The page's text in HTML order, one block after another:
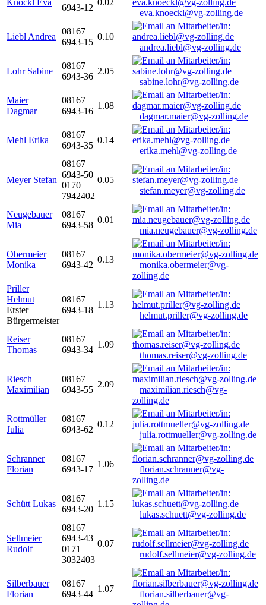
Knöckl Eva
6943-12
0.02
eva.knoeckl@vg-zolling.de
Liebl Andrea
08167
6943-15
0.10
andrea.liebl@vg-zolling.de
Lohr Sabine
08167
6943-36
2.05
sabine.lohr@vg-zolling.de
Maier
Dagmar
08167
6943-16
1.08
dagmar.maier@vg-zolling.de
Mehl Erika
08167
6943-35
0.14
erika.mehl@vg-zolling.de
Meyer Stefan
08167
6943-50
0170
7942402
0.05
stefan.meyer@vg-zolling.de
Neugebauer
Mia
08167
6943-58
0.01
mia.neugebauer@vg-zolling.de
Obermeier
Monika
08167
6943-42
0.13
monika.obermeier@vg-
zolling.de
Priller
Helmut
Erster
Bürgermeister
08167
6943-18
1.13
helmut.priller@vg-zolling.de
Reiser
Thomas
08167
6943-34
1.09
thomas.reiser@vg-zolling.de
Riesch
Maximilian
08167
6943-55
2.09
maximilian.riesch@vg-
zolling.de
Rottmüller
Julia
08167
6943-62
0.12
julia.rottmueller@vg-zolling.de
Schranner
Florian
08167
6943-17
1.06
florian.schranner@vg-
zolling.de
Schütt Lukas
08167
6943-20
1.15
lukas.schuett@vg-zolling.de
Sellmeier
Rudolf
08167
6943-43
0171
3032403
0.07
rudolf.sellmeier@vg-zolling.de
Silberbauer
Florian
08167
6943-44
1.07
florian.silberbauer@vg-